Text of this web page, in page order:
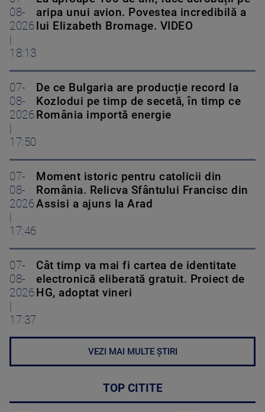
08-
2026
18:13
aripa unui avion. Povestea incredibilă a
lui Elizabeth Bromage. VIDEO
07-
08-
2026
17:50
De ce Bulgaria are producție record la
Kozlodui pe timp de secetă, în timp ce
România importă energie
07-
08-
2026
17:46
Moment istoric pentru catolicii din
România. Relicva Sfântului Francisc din
Assisi a ajuns la Arad
07-
08-
2026
17:37
Cât timp va mai fi cartea de identitate
electronică eliberată gratuit. Proiect de
HG, adoptat vineri
VEZI MAI MULTE ȘTIRI
TOP CITITE